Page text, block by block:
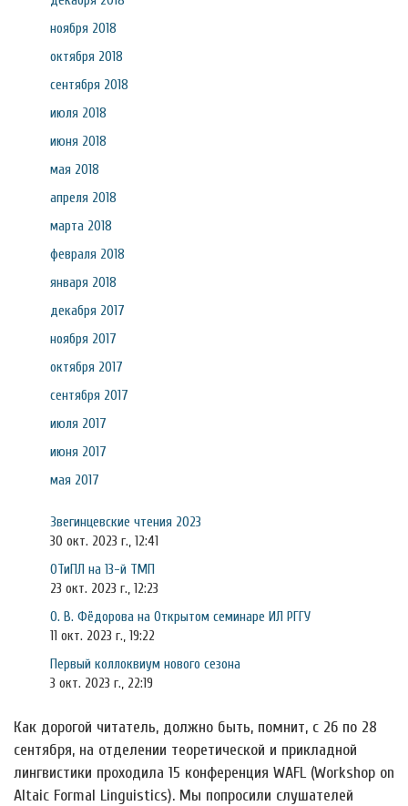
ноября 2018
октября 2018
сентября 2018
июля 2018
июня 2018
мая 2018
апреля 2018
марта 2018
февраля 2018
января 2018
декабря 2017
ноября 2017
октября 2017
сентября 2017
июля 2017
июня 2017
мая 2017
Звегинцевские чтения 2023
30 окт. 2023 г., 12:41
ОТиПЛ на 13-й ТМП
23 окт. 2023 г., 12:23
О. В. Фёдорова на Открытом семинаре ИЛ РГГУ
11 окт. 2023 г., 19:22
Первый коллоквиум нового сезона
3 окт. 2023 г., 22:19
Как дорогой читатель, должно быть, помнит, с 26 по 28
сентября, на отделении теоретической и прикладной
лингвистики проходила 15 конференция WAFL (Workshop on
Altaic Formal Linguistics). Мы попросили слушателей